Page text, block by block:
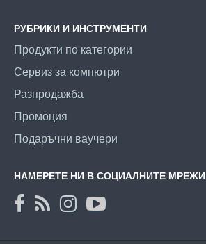
РУБРИКИ И ИНСТРУМЕНТИ
Продукти по категории
Сервиз за компютри
Разпродажба
Промоция
Подаръчни ваучери
НАМЕРЕТЕ НИ В СОЦИАЛНИТЕ МРЕЖИ